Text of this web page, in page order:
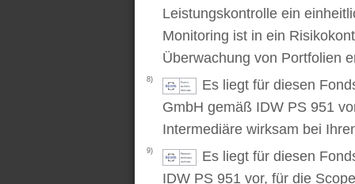
Leistungskontrolle ein
Monitoring ist in ein
Überwachung von Portfolien
8)
Es liegt für diesen
GmbH gemäß IDW PS 951
Intermediäre wirksam bei
9)
Es liegt für diesen
IDW PS 951 vor, für die